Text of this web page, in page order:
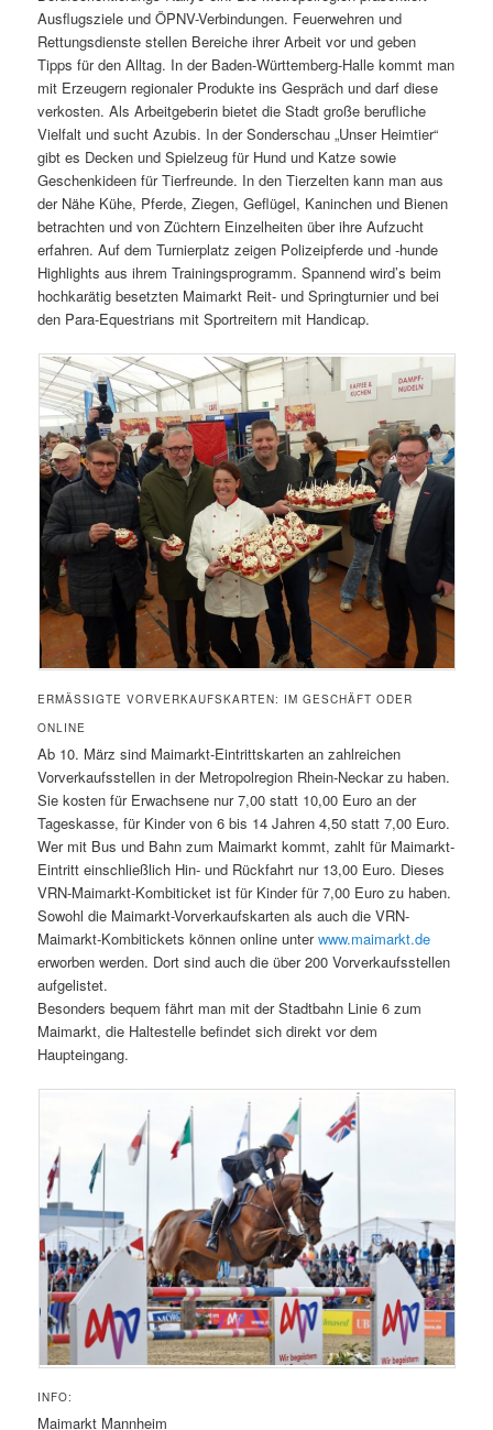
Ausflugsziele und ÖPNV-Verbindungen. Feuerwehren und
Rettungsdienste stellen Bereiche ihrer Arbeit vor und geben
Tipps für den Alltag. In der Baden-Württemberg-Halle kommt man
mit Erzeugern regionaler Produkte ins Gespräch und darf diese
verkosten. Als Arbeitgeberin bietet die Stadt große berufliche
Vielfalt und sucht Azubis. In der Sonderschau „Unser Heimtier“
gibt es Decken und Spielzeug für Hund und Katze sowie
Geschenkideen für Tierfreunde. In den Tierzelten kann man aus
der Nähe Kühe, Pferde, Ziegen, Geflügel, Kaninchen und Bienen
betrachten und von Züchtern Einzelheiten über ihre Aufzucht
erfahren. Auf dem Turnierplatz zeigen Polizeipferde und -hunde
Highlights aus ihrem Trainingsprogramm. Spannend wird’s beim
hochkarätig besetzten Maimarkt Reit- und Springturnier und bei
den Para-Equestrians mit Sportreitern mit Handicap.
ERMÄSSIGTE VORVERKAUFSKARTEN: IM GESCHÄFT ODER O
NLINE
Ab 10. März sind Maimarkt-Eintrittskarten an zahlreichen
Vorverkaufsstellen in der Metropolregion Rhein-Neckar zu haben.
Sie kosten für Erwachsene nur 7,00 statt 10,00 Euro an der
Tageskasse, für Kinder von 6 bis 14 Jahren 4,50 statt 7,00 Euro.
Wer mit Bus und Bahn zum Maimarkt kommt, zahlt für Maimarkt-
Eintritt einschließlich Hin- und Rückfahrt nur 13,00 Euro. Dieses
VRN-Maimarkt-Kombiticket ist für Kinder für 7,00 Euro zu haben.
Sowohl die Maimarkt-Vorverkaufskarten als auch die VRN-
Maimarkt-Kombitickets können online unterwww.maimarkt.de
erworben werden. Dort sind auch die über 200 Vorverkaufsstellen
aufgelistet.
Besonders bequem fährt man mit der Stadtbahn Linie 6 zum
Maimarkt, die Haltestelle befindet sich direkt vor dem
Haupteingang.
INFO:
Maimarkt Mannheim